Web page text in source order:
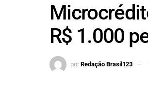
R$ 1.000
por Redação Brasil123